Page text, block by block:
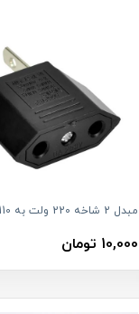
مبدل 2 شاخه 220 ولت به 110
10,000 تومان